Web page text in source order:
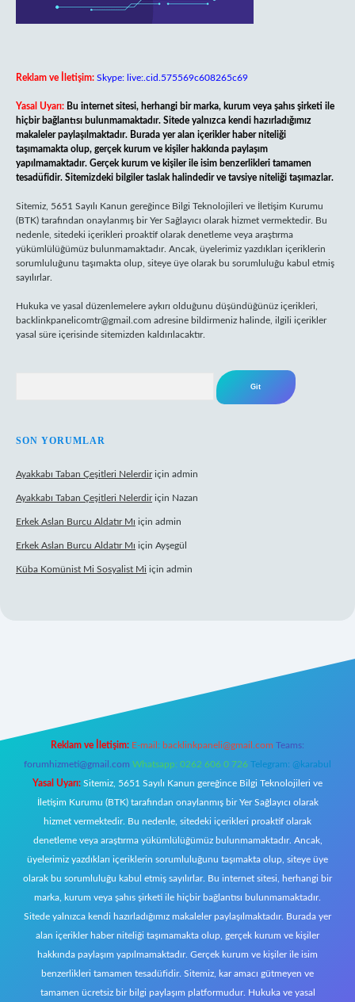
Reklam ve İletişim: Skype: live:.cid.575569c608265c69
Yasal Uyarı: Bu internet sitesi, herhangi bir marka, kurum veya şahıs şirketi ile
hiçbir bağlantısı bulunmamaktadır. Sitede yalnızca kendi hazırladığımız
makaleler paylaşılmaktadır. Burada yer alan içerikler haber niteliği
taşımamakta olup, gerçek kurum ve kişiler hakkında paylaşım
yapılmamaktadır. Gerçek kurum ve kişiler ile isim benzerlikleri tamamen
tesadüfidir. Sitemizdeki bilgiler taslak halindedir ve tavsiye niteliği taşımazlar.
Sitemiz, 5651 Sayılı Kanun gereğince Bilgi Teknolojileri ve İletişim Kurumu
(BTK) tarafından onaylanmış bir Yer Sağlayıcı olarak hizmet vermektedir. Bu
nedenle, sitedeki içerikleri proaktif olarak denetleme veya araştırma
yükümlülüğümüz bulunmamaktadır. Ancak, üyelerimiz yazdıkları içeriklerin
sorumluluğunu taşımakta olup, siteye üye olarak bu sorumluluğu kabul etmiş
sayılırlar.
Hukuka ve yasal düzenlemelere aykırı olduğunu düşündüğünüz içerikleri,
backlinkpanelicomtr@gmail.com adresine bildirmeniz halinde, ilgili içerikler
yasal süre içerisinde sitemizden kaldırılacaktır.
SON YORUMLAR
Ayakkabı Taban Çeşitleri Nelerdiriçin admin
Ayakkabı Taban Çeşitleri Nelerdiriçin Nazan
Erkek Aslan Burcu Aldatır Mı için admin
Erkek Aslan Burcu Aldatır Mı için Ayşegül
Küba Komünist Mi Sosyalist Mi için admin
Reklam ve İletişim: E-mail: backlinkpaneli@gmail.com Teams:
forumhizmeti@gmail.com Whatsapp: 0262 606 0 726 Telegram: @karabul
Yasal Uyarı: Sitemiz, 5651 Sayılı Kanun gereğince Bilgi Teknolojileri ve
İletişim Kurumu (BTK) tarafından onaylanmış bir Yer Sağlayıcı olarak
hizmet vermektedir. Bu nedenle, sitedeki içerikleri proaktif olarak
denetleme veya araştırma yükümlülüğümüz bulunmamaktadır. Ancak,
üyelerimiz yazdıkları içeriklerin sorumluluğunu taşımakta olup, siteye üye
olarak bu sorumluluğu kabul etmiş sayılırlar. Bu internet sitesi, herhangi bir
marka, kurum veya şahıs şirketi ile hiçbir bağlantısı bulunmamaktadır.
Sitede yalnızca kendi hazırladığımız makaleler paylaşılmaktadır. Burada yer
alan içerikler haber niteliği taşımamakta olup, gerçek kurum ve kişiler
hakkında paylaşım yapılmamaktadır. Gerçek kurum ve kişiler ile isim
benzerlikleri tamamen tesadüfidir. Sitemiz, kar amacı gütmeyen ve
tamamen ücretsiz bir bilgi paylaşım platformudur. Hukuka ve yasal